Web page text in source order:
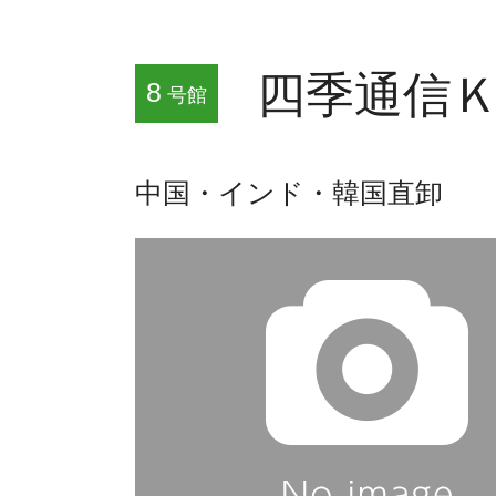
8 号館 四季通信
中国・インド・韓国直卸